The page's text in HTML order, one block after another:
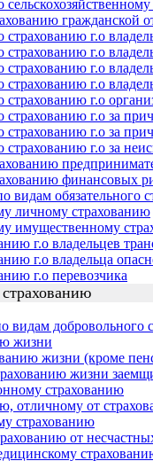
гражданской
г.о
г.о
г.о
г.о
г.о
г.о за
г.о за
г.о за
финансовых
обязательного
личному страхованию
имущественному
г.о владельцев
г.о владельца
г.о перевозчика
добровольного
жизни
жизни (кроме
жизни
страхованию
отличному от
страхованию
от